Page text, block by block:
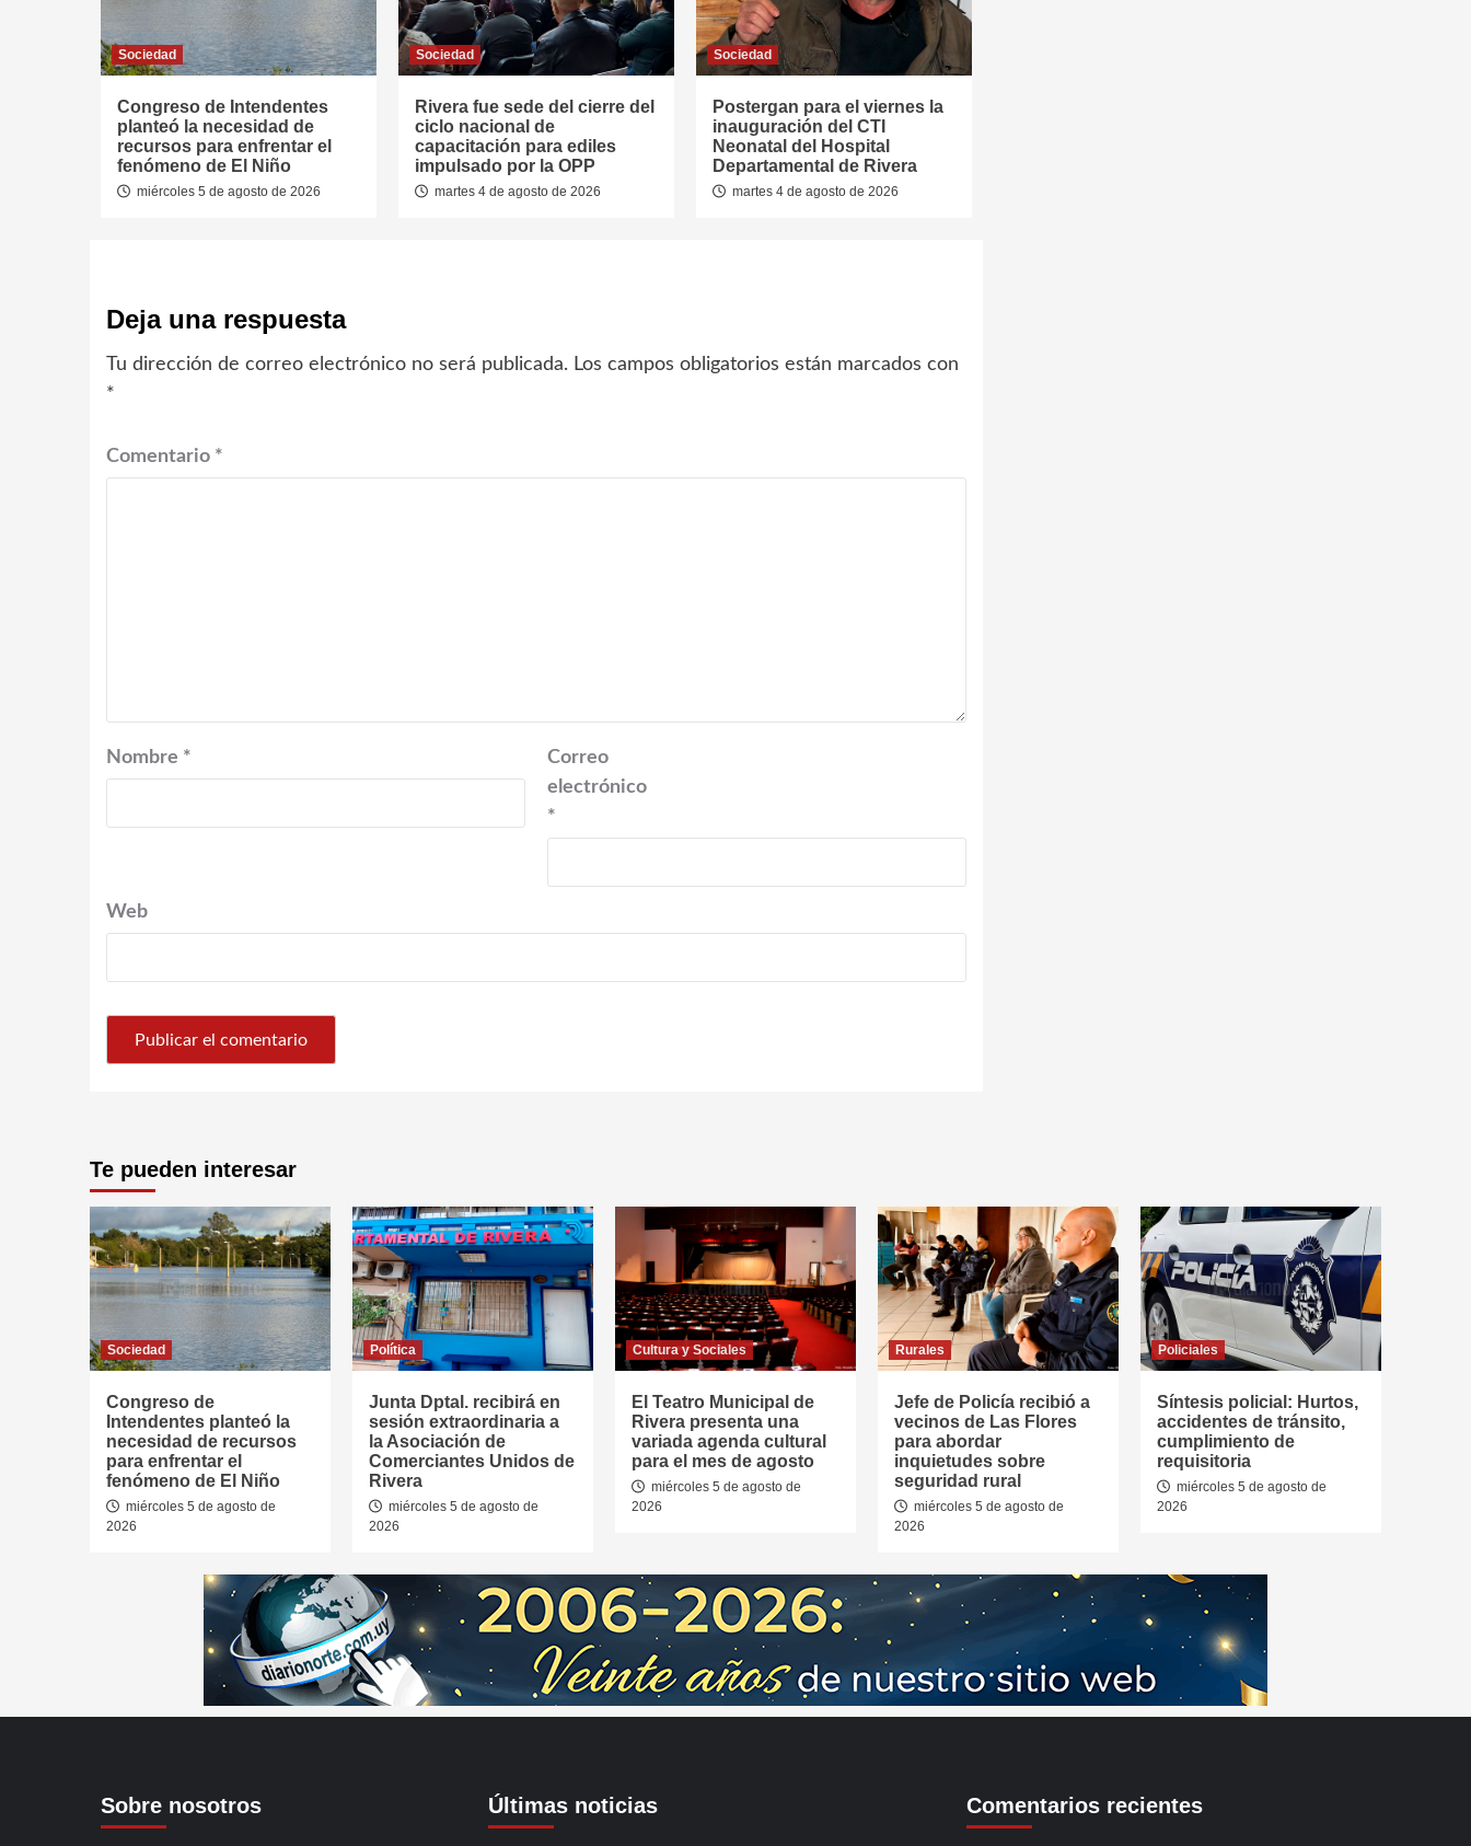
Sociedad
Congreso de Intendentes
planteó la necesidad de
recursos para enfrentar el
fenómeno de El Niño
miércoles 5 de agosto de 2026
Sociedad
Rivera fue sede del cierre del
ciclo nacional de
capacitación para ediles
impulsado por la OPP
martes 4 de agosto de 2026
Sociedad
Postergan para el viernes la
inauguración del CTI
Neonatal del Hospital
Departamental de Rivera
martes 4 de agosto de 2026
Deja una respuesta
Tu dirección de correo electrónico no será publicada. Los campos obligatorios están marcados con
*
Comentario *
Nombre *
Correo
electrónico
*
Web
Te pueden interesar
Sociedad
Congreso de
Intendentes planteó la
necesidad de recursos
para enfrentar el
fenómeno de El Niño
miércoles 5 de agosto de
2026
Política
Junta Dptal. recibirá en
sesión extraordinaria a
la Asociación de
Comerciantes Unidos de
Rivera
miércoles 5 de agosto de
2026
Cultura y Sociales
El Teatro Municipal de
Rivera presenta una
variada agenda cultural
para el mes de agosto
miércoles 5 de agosto de
2026
Rurales
Jefe de Policía recibió a
vecinos de Las Flores
para abordar
inquietudes sobre
seguridad rural
miércoles 5 de agosto de
2026
Policiales
Síntesis policial: Hurtos,
accidentes de tránsito,
cumplimiento de
requisitoria
miércoles 5 de agosto de
2026
Sobre nosotros Últimas noticias Comentarios recientes